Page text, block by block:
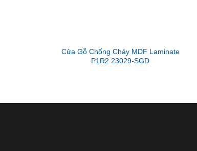
Cửa Gỗ Chống Cháy MDF Laminate
P1R2 23029-SGD